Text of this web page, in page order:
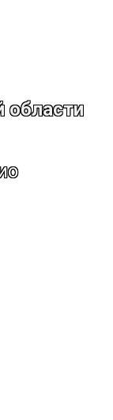
области